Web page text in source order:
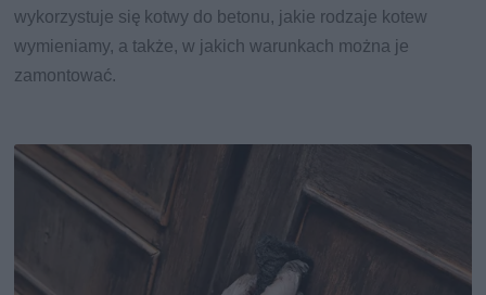
wykorzystuje się kotwy do betonu, jakie rodzaje kotew
wymieniamy, a także, w jakich warunkach można je
zamontować.